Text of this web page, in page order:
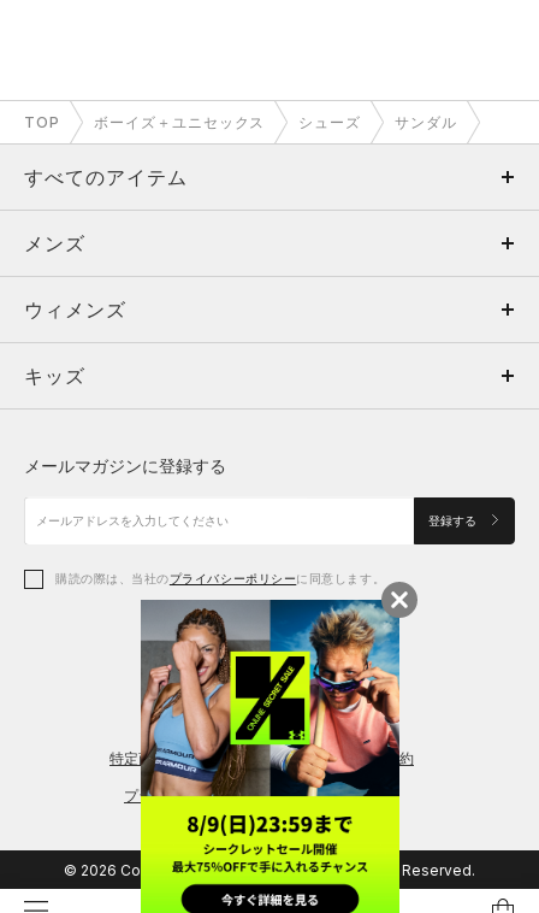
TOP ボーイズ＋ユニセックス シューズ サンダル
すべてのアイテム
メンズ
ウィメンズ
キッズ
アクセサリー
メンズ
トップス
ボトムス
アクセサリー
ウィメンズ
トップス
シューズ
アクセサリー
レギンス＆タイツ
キッズ
シューズ
メールマガジンに登録する
登録する
購読の際は、当社のプライバシーポリシーに同意します。
特定商取引法に基づく通販の表記 会員規約
プライバシーポリシー
© 2026 Copyright DOME Corporation. All Rights Reserved.